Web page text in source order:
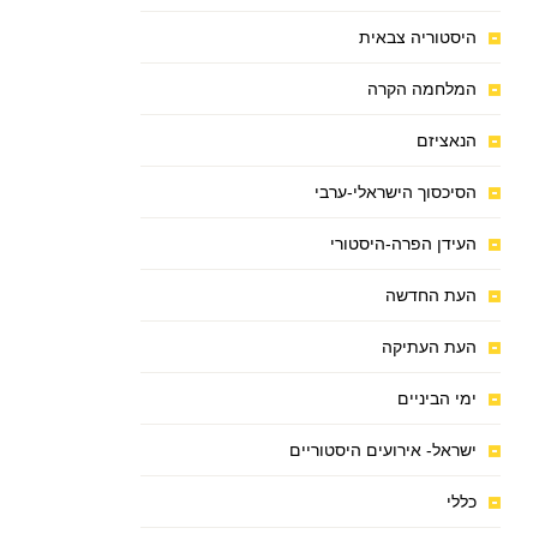
היסטוריה צבאית
המלחמה הקרה
הנאציזם
הסיכסוך הישראלי-ערבי
העידן הפרה-היסטורי
העת החדשה
העת העתיקה
ימי הביניים
ישראל- אירועים היסטוריים
כללי